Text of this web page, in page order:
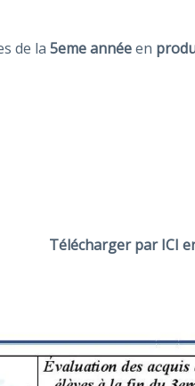
de la 5eme annéeen
Téléchargerpar ICI